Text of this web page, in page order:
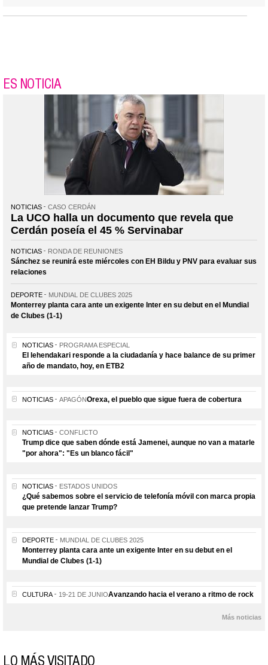
ES NOTICIA
NOTICIAS CASO CERDÁN
La UCO halla un documento que revela que
Cerdán poseía el 45 % Servinabar
NOTICIAS RONDA DE REUNIONES
Sánchez se reunirá este miércoles con EH Bildu y PNV para evaluar sus
relaciones
DEPORTE MUNDIAL DE CLUBES 2025
Monterrey planta cara ante un exigente Inter en su debut en el Mundial
de Clubes (1-1)
NOTICIAS PROGRAMA ESPECIAL
El lehendakari responde a la ciudadanía y hace balance de su primer
año de mandato, hoy, en ETB2
NOTICIAS APAGÓNOrexa, el pueblo que sigue fuera de cobertura
NOTICIAS CONFLICTO
Trump dice que saben dónde está Jamenei, aunque no van a matarle
"por ahora": "Es un blanco fácil"
NOTICIAS ESTADOS UNIDOS
¿Qué sabemos sobre el servicio de telefonía móvil con marca propia
que pretende lanzar Trump?
DEPORTE MUNDIAL DE CLUBES 2025
Monterrey planta cara ante un exigente Inter en su debut en el
Mundial de Clubes (1-1)
CULTURA 19-21 DE JUNIOAvanzando hacia el verano a ritmo de rock
Más noticias
LO MÁS VISITADO